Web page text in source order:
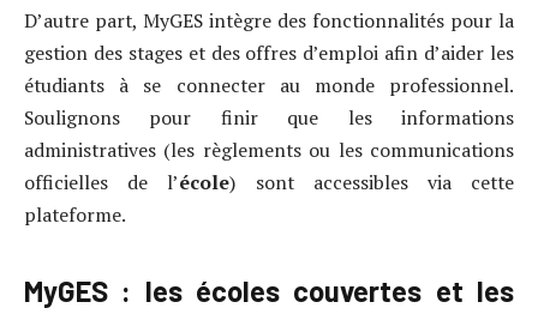
D’autre part, MyGES intègre des fonctionnalités pour la
gestion des stages et des offres d’emploi afin d’aider les
étudiants à se connecter au monde professionnel.
Soulignons pour finir que les informations
administratives (les règlements ou les communications
officielles de l’école) sont accessibles via cette
plateforme.
MyGES : les écoles couvertes et les